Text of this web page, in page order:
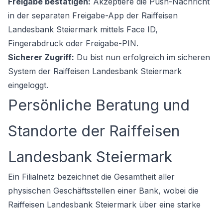
in der separaten Freigabe-App der Raiffeisen
Landesbank Steiermark mittels Face ID,
Fingerabdruck oder Freigabe-PIN.
Sicherer Zugriff: Du bist nun erfolgreich im sicheren
System der Raiffeisen Landesbank Steiermark
eingeloggt.
Persönliche Beratung und
Standorte der Raiffeisen
Landesbank Steiermark
Ein Filialnetz bezeichnet die Gesamtheit aller
physischen Geschäftsstellen einer Bank, wobei die
Raiffeisen Landesbank Steiermark über eine starke